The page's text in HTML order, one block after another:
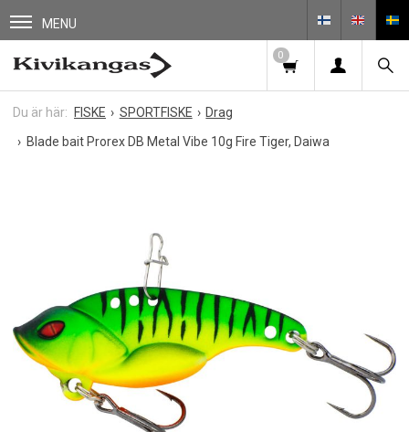
MENU
0
FISKE SPORTFISKE
Drag
Blade bait Prorex DB Metal Vibe 10g Fire Tiger, Daiwa